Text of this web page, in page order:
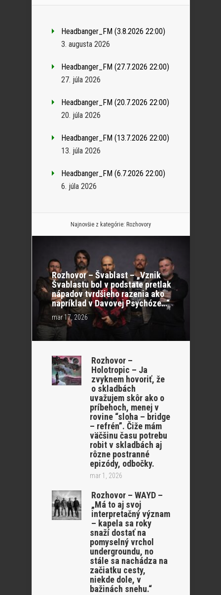
Headbanger_FM (3.8.2026 22:00)
3. augusta 2026
Headbanger_FM (27.7.2026 22:00)
27. júla 2026
Headbanger_FM (20.7.2026 22:00)
20. júla 2026
Headbanger_FM (13.7.2026 22:00)
13. júla 2026
Headbanger_FM (6.7.2026 22:00)
6. júla 2026
Najnovšie z kategórie: Rozhovory
Rozhovor – Švablast – „Vznik
Švablastu bol v podstate pretlak
nápadov tvrdšieho razenia ako
napríklad v Davovej Psychóze…“
mar 17, 2026
Rozhovor –
Holotropic – Ja
zvyknem hovoriť, že
o skladbách
uvažujem skôr ako o
príbehoch, menej v
rovine “sloha – bridge
– refrén”. Čiže mám
väčšinu času potrebu
robit v skladbách aj
rôzne postranné
epizódy, odbočky.
mar 1, 2026
Rozhovor – WAYD –
„Má to aj svoj
interpretačný význam
– kapela sa roky
snaží dostať na
pomyselný vrchol
undergroundu, no
stále sa nachádza na
začiatku cesty,
niekde dole, v
bažinách snehu.“